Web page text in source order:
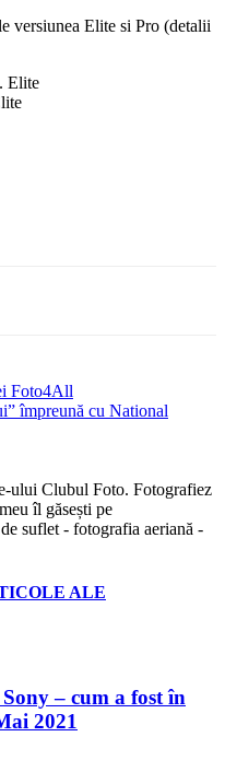
versiunea Elite si Pro (detalii
Foto4All
împreună cu National
ului Clubul Foto. Fotografiez
îl găsești pe
suflet - fotografia aeriană -
ALE
– cum a fost în
2021